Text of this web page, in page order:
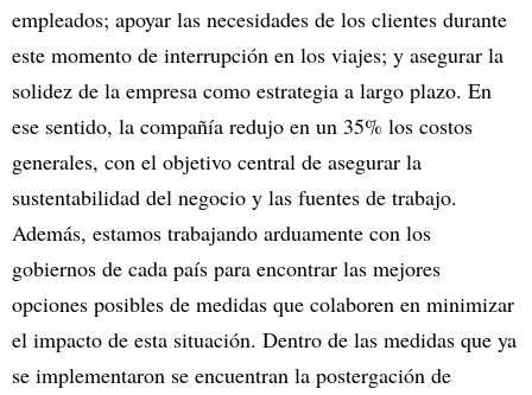
empleados; apoyar las necesidades de los clientes durante
este momento de interrupción en los viajes; y asegurar la
solidez de la empresa como estrategia a largo plazo. En
ese sentido, la compañía redujo en un 35% los costos
generales, con el objetivo central de asegurar la
sustentabilidad del negocio y las fuentes de trabajo.
Además, estamos trabajando arduamente con los
gobiernos de cada país para encontrar las mejores
opciones posibles de medidas que colaboren en minimizar
el impacto de esta situación. Dentro de las medidas que ya
se implementaron se encuentran la postergación de